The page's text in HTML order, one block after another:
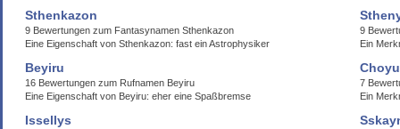
Sthenkazon
9 Bewertungen zum Fantasynamen Sthenkazon
Eine Eigenschaft von Sthenkazon: fast ein Astrophysiker
9
Ein
Beyiru
16 Bewertungen zum Rufnamen Beyiru
Eine Eigenschaft von Beyiru: eher eine Spaßbremse
7
Ein
Issellys